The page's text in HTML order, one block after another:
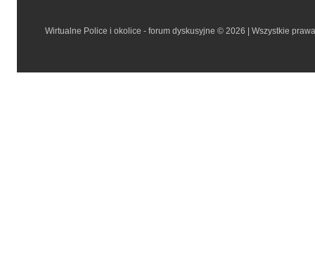
Wirtualne Police i okolice - forum dyskusyjne © 2026 | Wszystkie